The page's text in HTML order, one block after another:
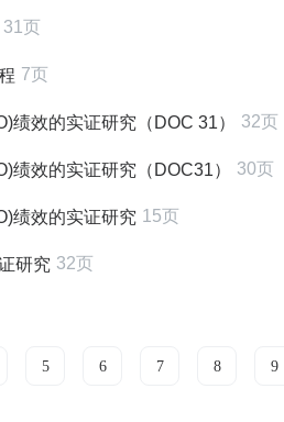
31页
7页
绩效的实证研究（DOC 31） 32页
绩效的实证研究（DOC31） 30页
绩效的实证研究 15页
研究 32页
5 6 7 8 9